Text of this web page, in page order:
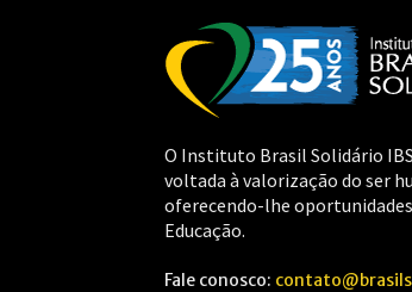
O Instituto Brasil Solidário IBS
voltada à valorização do ser
oferecendo-lhe
Educação.
Fale conosco: